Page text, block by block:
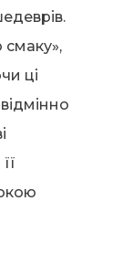
смаку»,
ці